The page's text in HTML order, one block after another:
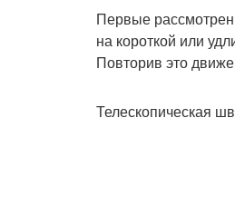
Первые
на короткой или
Повторив это
Телескопическая